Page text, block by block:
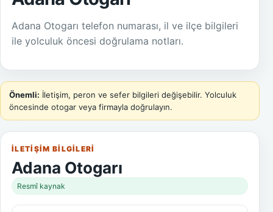
Adana Otogarı telefon numarası, il ve ilçe bilgileri
ile yolculuk öncesi doğrulama notları.
Önemli: İletişim, peron ve sefer bilgileri değişebilir. Yolculuk
öncesinde otogar veya firmayla doğrulayın.
İLETIŞIM BILGILERI
Adana Otogarı
Resmî kaynak